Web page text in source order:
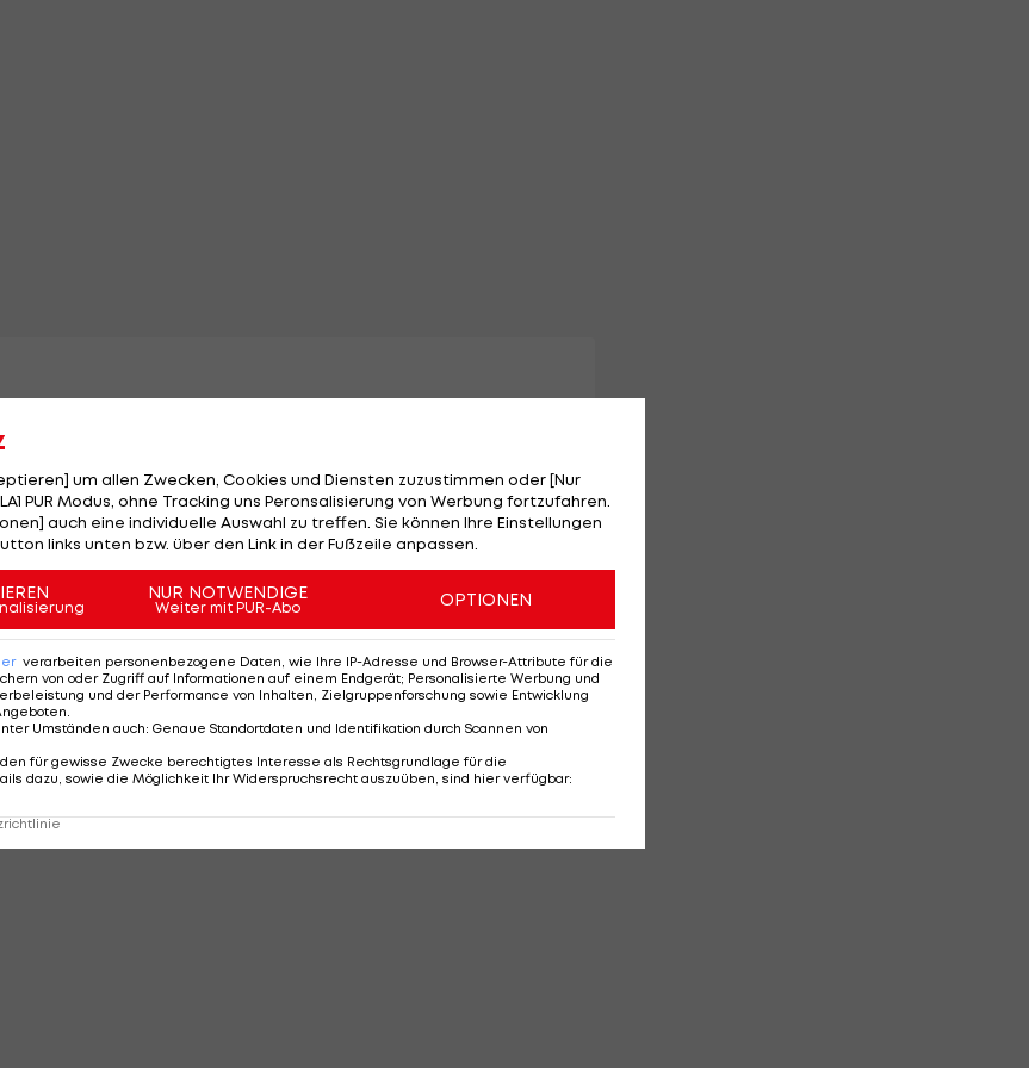
um allen Zwecken, Cookies und Diensten zuzustimmen oder [Nur
PUR Modus, ohne Tracking uns Peronsalisierung von Werbung fortzufahren.
auch eine individuelle Auswahl zu treffen. Sie können Ihre Einstellungen
links unten bzw. über den Link in der Fußzeile anpassen.
NUR NOTWENDIGE
Weiter mit PUR-Abo OPTIONEN
verarbeiten personenbezogene Daten, wie Ihre IP-Adresse und Browser-Attribute für die
von oder Zugriff auf Informationen auf einem Endgerät; Personalisierte Werbung und
und der Performance von Inhalten, Zielgruppenforschung sowie Entwicklung
Umständen auch: Genaue Standortdaten und Identifikation durch Scannen von
für gewisse Zwecke berechtigtes Interesse als Rechtsgrundlage für die
dazu, sowie die Möglichkeit Ihr Widerspruchsrecht auszuüben, sind hier verfügbar: